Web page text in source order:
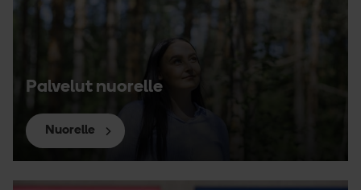
Palvelut nuorelle
Nuorelle